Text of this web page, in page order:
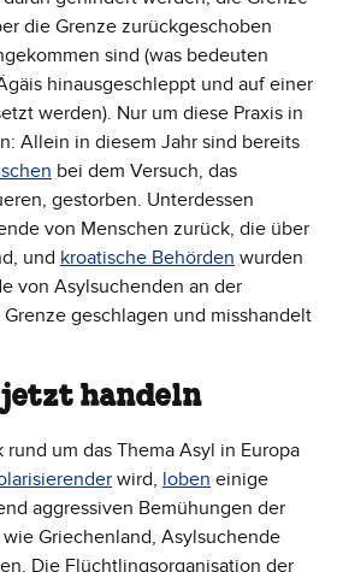
die Grenze zurückgeschoben
sind (was bedeuten
hinausgeschleppt und auf einer
werden). Nur um diese Praxis in
Allein in diesem Jahr sind bereits
bei dem Versuch, das
gestorben. Unterdessen
von Menschen zurück, die über
und kroatische Behörden wurden
von Asylsuchenden an der
geschlagen und misshandelt
jetzt handeln
um das Thema Asyl in Europa
wird, loben einige
aggressiven Bemühungen der
Griechenland, Asylsuchende
Die Flüchtlingsorganisation der